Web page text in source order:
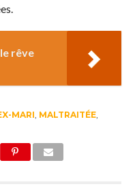
rêve
MARI, MALTRAITÉE,